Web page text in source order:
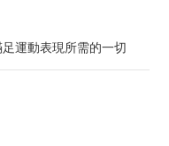
運動表現所需的一切